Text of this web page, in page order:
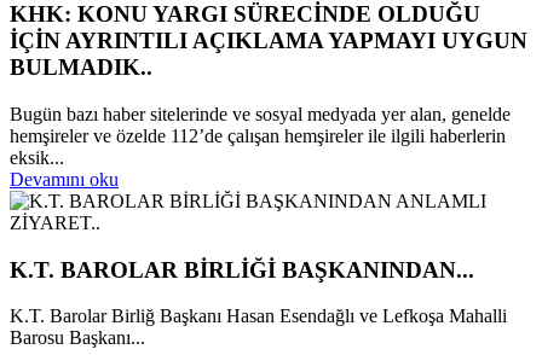
KHK: KONU YARGI SÜRECİNDE OLDUĞU
İÇİN AYRINTILI AÇIKLAMA YAPMAYI UYGUN
BULMADIK..
Bugün bazı haber sitelerinde ve sosyal medyada yer alan, genelde
hemşireler ve özelde 112’de çalışan hemşireler ile ilgili haberlerin
eksik...
Devamını oku
K.T. BAROLAR BİRLİĞİ BAŞKANINDAN...
K.T. Barolar Birliğ Başkanı Hasan Esendağlı ve Lefkoşa Mahalli
Barosu Başkanı...